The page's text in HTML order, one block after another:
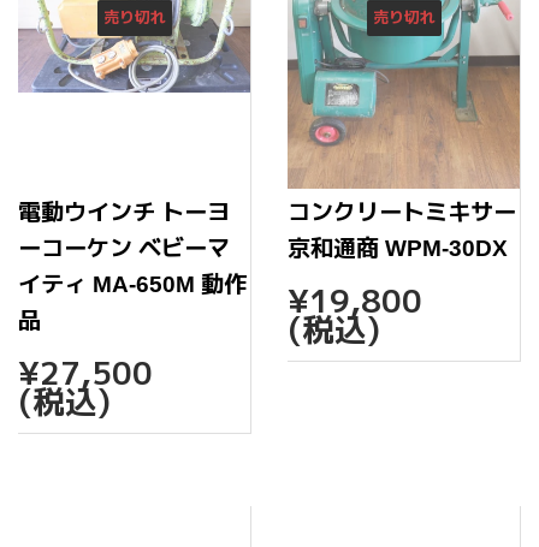
売り切れ
電動ウインチ トーヨ
ーコーケン ベビーマ
イティ MA-650M 動作
品
通
常
価
格
¥27,500 ¥27,500
(税込)
売り切れ
コンクリートミキサー
京和通商 WPM-30DX
通
常
価
格
¥19,800
(税込)